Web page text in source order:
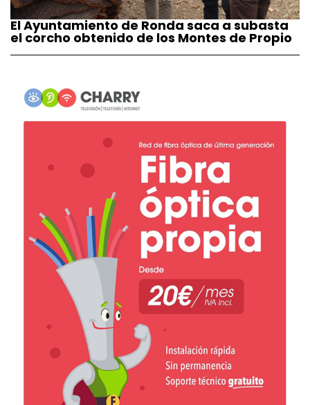
El Ayuntamiento de Ronda saca a subasta
el corcho obtenido de los Montes de Propio